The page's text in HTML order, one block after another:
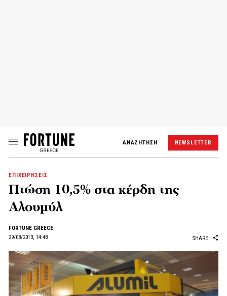
ΑΝΑΖΗΤΗΣΗ NEWSLETTER
ΕΠΙΧΕΙΡΗΣΕΙΣ
Πτώση 10,5% στα κέρδη της
Αλουμύλ
FORTUNE GREECE
29/08/2013, 14:48
SHARE